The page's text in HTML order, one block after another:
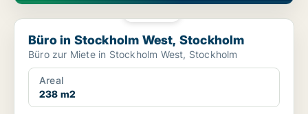
Büro in Stockholm West, Stockholm
Büro in Stockholm West, Stockholm
Büro zur Miete in Stockholm West, Stockholm
Areal
238 m2